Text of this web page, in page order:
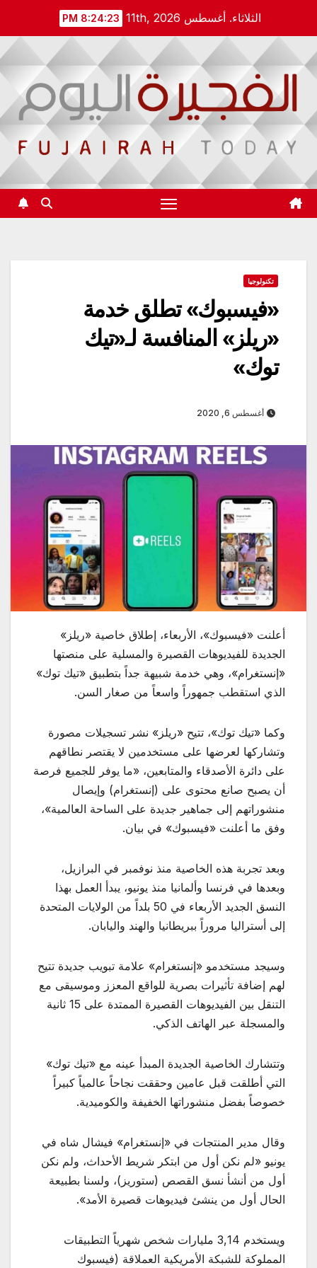
content
الثلاثاء. أغسطس 11th, 2026 8:24:23 PM
تكنولوجيا
«فيسبوك» تطلق خدمة
«ريلز» المنافسة لـ«تيك
توك»
أغسطس 6, 2020
أعلنت «فيسبوك»، الأربعاء، إطلاق خاصية «ريلز»
الجديدة للفيديوهات القصيرة والمسلية على منصتها
«إنستغرام»، وهي خدمة شبيهة جداً بتطبيق «تيك توك»
الذي استقطب جمهوراً واسعاً من صغار السن.
وكما «تيك توك»، تتيح «ريلز» نشر تسجيلات مصورة
وتشاركها لعرضها على مستخدمين لا يقتصر نطاقهم
على دائرة الأصدقاء والمتابعين، «ما يوفر للجميع فرصة
أن يصبح صانع محتوى على (إنستغرام) وإيصال
منشوراتهم إلى جماهير جديدة على الساحة العالمية»،
وفق ما أعلنت «فيسبوك» في بيان.
وبعد تجربة هذه الخاصية منذ نوفمبر في البرازيل،
وبعدها في فرنسا وألمانيا منذ يونيو، يبدأ العمل بهذا
النسق الجديد الأربعاء في 50 بلداً من الولايات المتحدة
إلى أستراليا مروراً ببريطانيا والهند واليابان.
وسيجد مستخدمو «إنستغرام» علامة تبويب جديدة تتيح
لهم إضافة تأثيرات بصرية للواقع المعزز وموسيقى مع
التنقل بين الفيديوهات القصيرة الممتدة على 15 ثانية
والمسجلة عبر الهاتف الذكي.
وتتشارك الخاصية الجديدة المبدأ عينه مع «تيك توك»
التي أطلقت قبل عامين وحققت نجاحاً عالمياً كبيراً
خصوصاً بفضل منشوراتها الخفيفة والكوميدية.
وقال مدير المنتجات في «إنستغرام» فيشال شاه في
يونيو «لم نكن أول من ابتكر شريط الأحداث، ولم نكن
أول من أنشأ نسق القصص (ستوريز)، ولسنا بطبيعة
الحال أول من ينشئ فيديوهات قصيرة الأمد».
ويستخدم 3,14 مليارات شخص شهرياً التطبيقات
المملوكة للشبكة الأمريكية العملاقة (فيسبوك